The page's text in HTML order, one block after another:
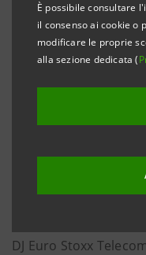
È possibile consultare
il consenso ai cookie o
modificare le proprie
alla sezione dedicata (
Inoltre, per
dell'investimento, il
risultati annuali,
settoriali delle borse
DJ Euro Stoxx
DJ Euro Stoxx Auto
DJ Euro Stoxx